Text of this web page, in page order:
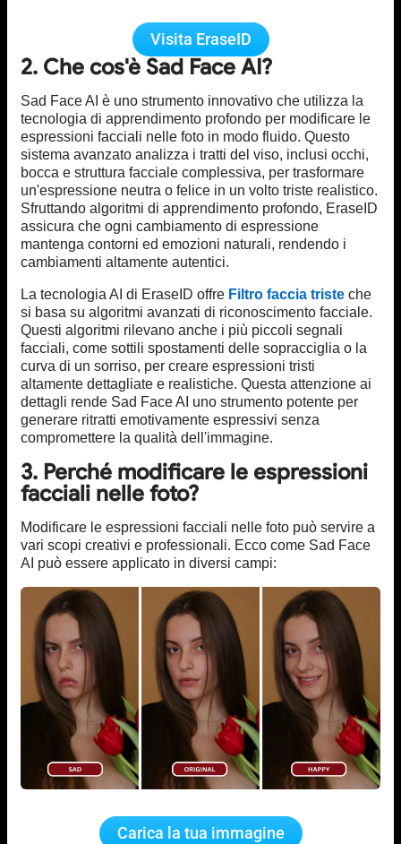
Visita EraseID
2. Che cos'è Sad Face AI?
Sad Face AI è uno strumento innovativo che utilizza la
tecnologia di apprendimento profondo per modificare le
espressioni facciali nelle foto in modo fluido. Questo
sistema avanzato analizza i tratti del viso, inclusi occhi,
bocca e struttura facciale complessiva, per trasformare
un'espressione neutra o felice in un volto triste realistico.
Sfruttando algoritmi di apprendimento profondo, EraseID
assicura che ogni cambiamento di espressione
mantenga contorni ed emozioni naturali, rendendo i
cambiamenti altamente autentici.
La tecnologia AI di EraseID offre Filtro faccia triste che
si basa su algoritmi avanzati di riconoscimento facciale.
Questi algoritmi rilevano anche i più piccoli segnali
facciali, come sottili spostamenti delle sopracciglia o la
curva di un sorriso, per creare espressioni tristi
altamente dettagliate e realistiche. Questa attenzione ai
dettagli rende Sad Face AI uno strumento potente per
generare ritratti emotivamente espressivi senza
compromettere la qualità dell'immagine.
3. Perché modificare le espressioni
facciali nelle foto?
Modificare le espressioni facciali nelle foto può servire a
vari scopi creativi e professionali. Ecco come Sad Face
AI può essere applicato in diversi campi:
Carica la tua immagine